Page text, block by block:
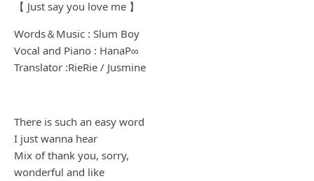
【 Just say you love me 】
Words＆Music : Slum Boy
Vocal and Piano : HanaP∞
Translator :RieRie / Jusmine
There is such an easy word
I just wanna hear
Mix of thank you, sorry,
wonderful and like